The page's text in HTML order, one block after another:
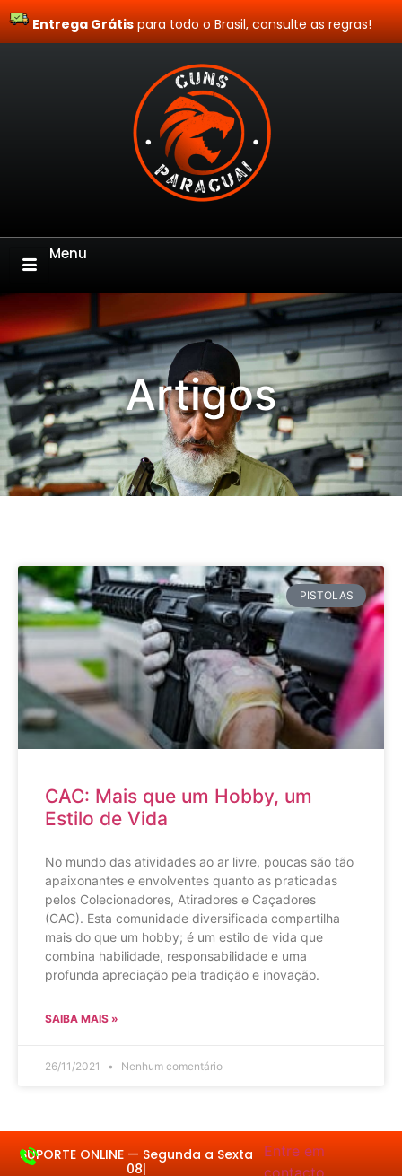
Site Blindado
Entrega Grátispara todo o Brasil, consulte as regras!
Menu
Artigos
PISTOLAS
CAC: Mais que um Hobby, um
Estilo de Vida
No mundo das atividades ao ar livre, poucas são tão
apaixonantes e envolventes quanto as praticadas
pelos Colecionadores, Atiradores e Caçadores
(CAC). Esta comunidade diversificada compartilha
mais do que um hobby; é um estilo de vida que
combina habilidade, responsabilidade e uma
profunda apreciação pela tradição e inovação.
SAIBA MAIS »
26/11/2021 Nenhum comentário
SUPORTE ONLINE — S Entre em contacto.